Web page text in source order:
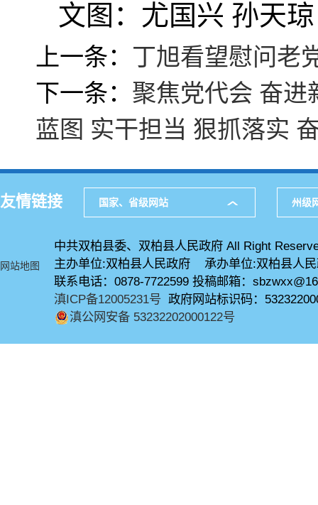
文图：尤国兴 孙天
上一条： 丁旭看望慰问老
下一条： 聚焦党代会 奋进
蓝图 实干担当 狠抓落实
友情链接 国家、省级网站 州级
网站地图
中共双柏县委、双柏县人民政府 All Right
主办单位:双柏县人民政府 承办单位:双柏县人
联系电话：0878-7722599 投稿邮箱：
滇ICP备12005231号 政府网站标识码：
滇公网安备 53232202000122号